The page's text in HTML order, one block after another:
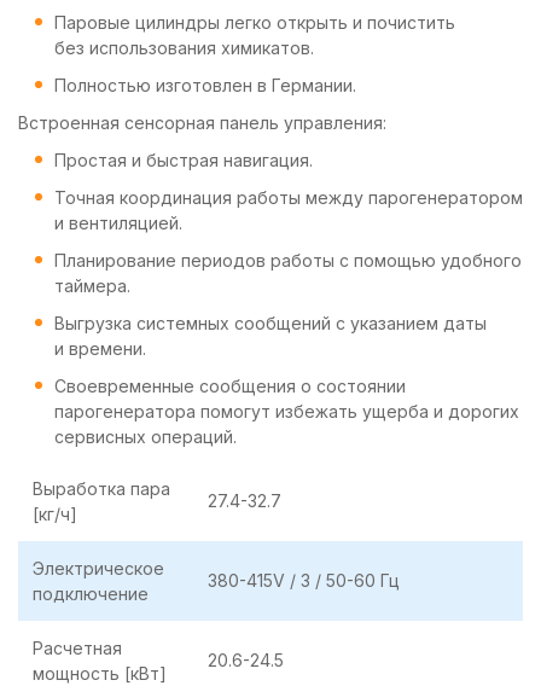
Паровые цилиндры легко открыть и почистить
без использования химикатов.
Полностью изготовлен в Германии.
Встроенная сенсорная панель управления:
Простая и быстрая навигация.
Точная координация работы между парогенератором
и вентиляцией.
Планирование периодов работы с помощью удобного
таймера.
Выгрузка системных сообщений с указанием даты
и времени.
Своевременные сообщения о состоянии
парогенератора помогут избежать ущерба и дорогих
сервисных операций.
Выработка пара
[кг/ч]
27.4-32.7
Электрическое
подключение
380-415V / 3 / 50-60 Гц
Расчетная
мощность [кВт]
20.6-24.5